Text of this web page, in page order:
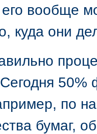
его вообще
куда они
по
бумаг,